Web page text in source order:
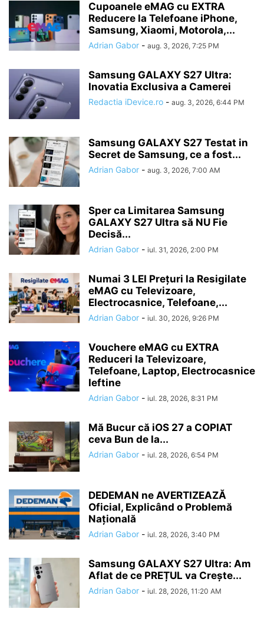
Cupoanele eMAG cu EXTRA
Reducere la Telefoane iPhone,
Samsung, Xiaomi, Motorola,...
Adrian Gabor - aug. 3, 2026, 7:25 PM
Samsung GALAXY S27 Ultra:
Inovatia Exclusiva a Camerei
Redactia iDevice.ro - aug. 3, 2026, 6:44 PM
Samsung GALAXY S27 Testat in
Secret de Samsung, ce a fost...
Adrian Gabor - aug. 3, 2026, 7:00 AM
Sper ca Limitarea Samsung
GALAXY S27 Ultra să NU Fie
Decisă...
Adrian Gabor - iul. 31, 2026, 2:00 PM
Numai 3 LEI Prețuri la Resigilate
eMAG cu Televizoare,
Electrocasnice, Telefoane,...
Adrian Gabor - iul. 30, 2026, 9:26 PM
Vouchere eMAG cu EXTRA
Reduceri la Televizoare,
Telefoane, Laptop, Electrocasnice
Ieftine
Adrian Gabor - iul. 28, 2026, 8:31 PM
Mă Bucur că iOS 27 a COPIAT
ceva Bun de la...
Adrian Gabor - iul. 28, 2026, 6:54 PM
DEDEMAN ne AVERTIZEAZĂ
Oficial, Explicând o Problemă
Națională
Adrian Gabor - iul. 28, 2026, 3:40 PM
Samsung GALAXY S27 Ultra: Am
Aflat de ce PREȚUL va Crește...
Adrian Gabor - iul. 28, 2026, 11:20 AM